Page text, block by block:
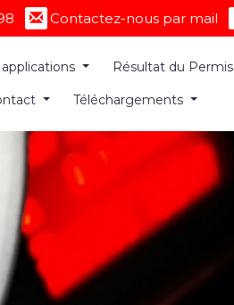
Contactez-nous par mail
Résultat du Permis
Téléchargements